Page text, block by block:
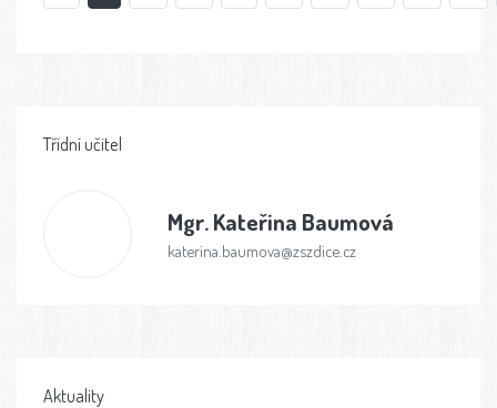
Třídní učitel
Mgr.Kateřina Baumová
katerina.baumova@zszdice.cz
Aktuality